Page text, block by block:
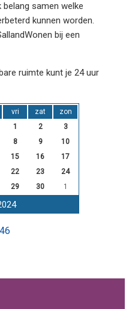
samen welke
kunnen worden.
bij een
ruimte kunt je 24 uur
vri zat
zon
1 2
3
8 9
10
15 16
17
22 23
24
29 30 1